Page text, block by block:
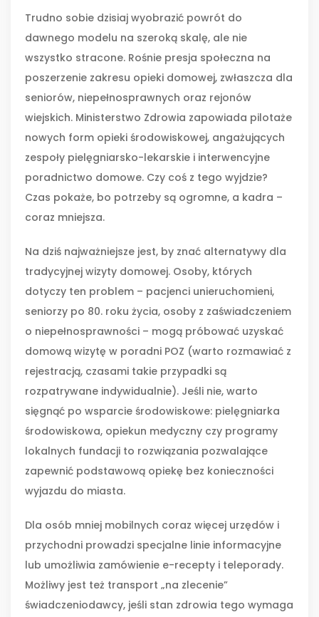
Trudno sobie dzisiaj wyobrazić powrót do
dawnego modelu na szeroką skalę, ale nie
wszystko stracone. Rośnie presja społeczna na
poszerzenie zakresu opieki domowej, zwłaszcza dla
seniorów, niepełnosprawnych oraz rejonów
wiejskich. Ministerstwo Zdrowia zapowiada pilotaże
nowych form opieki środowiskowej, angażujących
zespoły pielęgniarsko-lekarskie i interwencyjne
poradnictwo domowe. Czy coś z tego wyjdzie?
Czas pokaże, bo potrzeby są ogromne, a kadra –
coraz mniejsza.
Na dziś najważniejsze jest, by znać alternatywy dla
tradycyjnej wizyty domowej. Osoby, których
dotyczy ten problem – pacjenci unieruchomieni,
seniorzy po 80. roku życia, osoby z zaświadczeniem
o niepełnosprawności – mogą próbować uzyskać
domową wizytę w poradni POZ (warto rozmawiać z
rejestracją, czasami takie przypadki są
rozpatrywane indywidualnie). Jeśli nie, warto
sięgnąć po wsparcie środowiskowe: pielęgniarka
środowiskowa, opiekun medyczny czy programy
lokalnych fundacji to rozwiązania pozwalające
zapewnić podstawową opiekę bez konieczności
wyjazdu do miasta.
Dla osób mniej mobilnych coraz więcej urzędów i
przychodni prowadzi specjalne linie informacyjne
lub umożliwia zamówienie e-recepty i teleporady.
Możliwy jest też transport „na zlecenie”
świadczeniodawcy, jeśli stan zdrowia tego wymaga